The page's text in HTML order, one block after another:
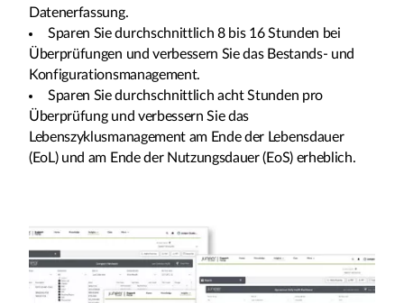
Datenerfassung.
Sparen Sie durchschnittlich 8 bis 16 Stunden bei
Überprüfungen und verbessern Sie das Bestands- und
Konfigurationsmanagement.
Sparen Sie durchschnittlich acht Stunden pro
Überprüfung und verbessern Sie das
Lebenszyklusmanagement am Ende der Lebensdauer
(EoL) und am Ende der Nutzungsdauer (EoS) erheblich.